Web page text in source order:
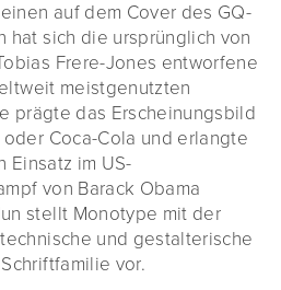
auf dem Cover des GQ-
hat sich die ursprünglich von
Frere-Jones entworfene
meistgenutzten
prägte das Erscheinungsbild
Coca-Cola und erlangte
Einsatz im US-
von Barack Obama
stellt Monotype mit der
und gestalterische
vor.